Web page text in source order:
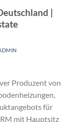
|
Produzent von
für
mit Hauptsitz